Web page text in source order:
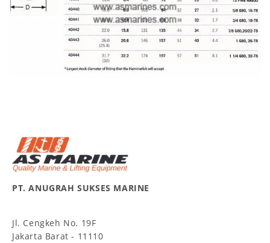
PT. ANUGRAH SUKSES MARINE
Jl. Cengkeh No. 19F
Jakarta Barat - 11110